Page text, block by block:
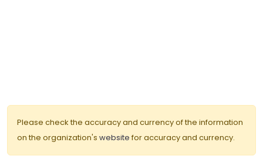
Please check the accuracy and currency of the information
on the organization's website for accuracy and currency.